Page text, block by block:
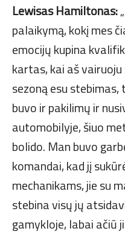
Lewisas Hamiltonas:
palaikymą, kokį mes
emocijų kupina
kartas, kai aš vairuoju
sezoną esu
buvo ir pakilimų ir
automobilyje, šiuo
bolido. Man buvo
komandai, kad jį
mechanikams, jie su
stebina visų jų
gamykloje, labai ačiū